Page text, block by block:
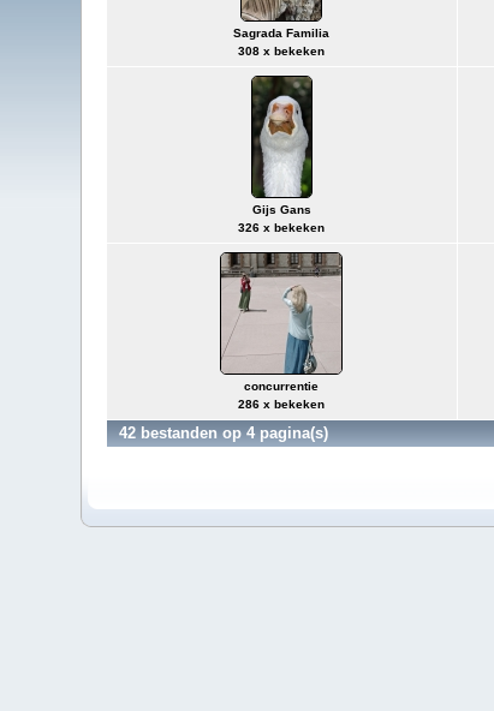
Sagrada Familia
308 x bekeken
Gijs Gans
326 x bekeken
concurrentie
286 x bekeken
42 bestanden op 4 pagina(s)